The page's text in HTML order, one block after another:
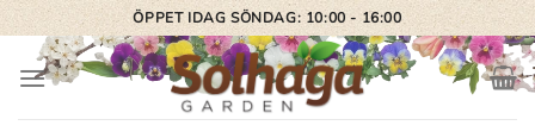
Skip
to
content
ÖPPET IDAG SÖNDAG: 10:00 - 16:00